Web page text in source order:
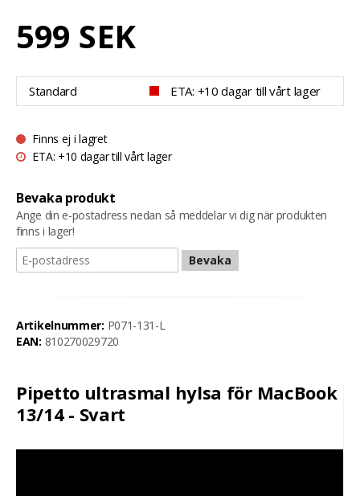
Pipetto ultrasmal hylsa för MacBook
13/14 - Svart
599 SEK
Standard ETA: +10 dagar till vårt lager
Finns ej i lagret
ETA: +10 dagar till vårt lager
Bevaka produkt
Ange din e-postadress nedan så meddelar vi dig när produkten
finns i lager!
Bevaka
Artikelnummer: P071-131-L
EAN: 810270029720